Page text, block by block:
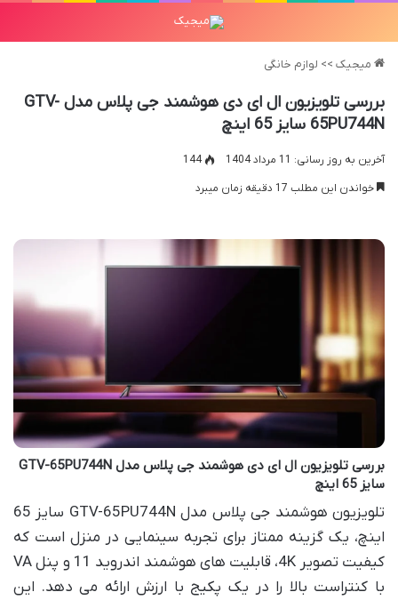
میجیک >> لوازم خانگی
بررسی تلویزیون ال ای دی هوشمند جی پلاس مدل GTV-
65PU744N سایز 65 اینچ
آخرین به روز رسانی: 11 مرداد 1404
144
خواندن این مطلب 17 دقیقه زمان میبرد
بررسی تلویزیون ال ای دی هوشمند جی پلاس مدل GTV-65PU744N
سایز 65 اینچ
تلویزیون هوشمند جی پلاس مدل GTV-65PU744N سایز 65
اینچ، یک گزینه ممتاز برای تجربه سینمایی در منزل است که
کیفیت تصویر 4K، قابلیت های هوشمند اندروید 11 و پنل VA
با کنتراست بالا را در یک پکیج با ارزش ارائه می دهد. این